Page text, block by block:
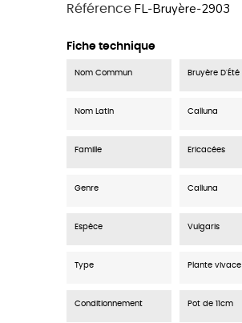
Référence FL-Bruyère-2903
Fiche technique
Nom Commun Bruyère D'Été
Nom Latin Calluna
Famille Ericacées
Genre Calluna
Espèce Vulgaris
Type Plante vivace
Conditionnement Pot de 11cm